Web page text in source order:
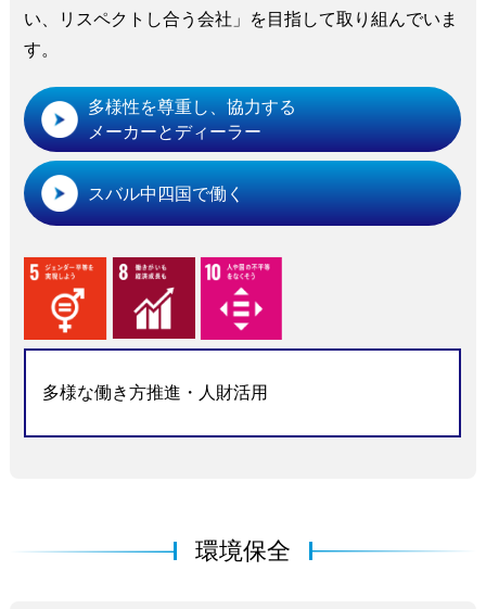
い、リスペクトし合う会社」を目指して取り組んでいま
す。
多様性を尊重し、協力する
メーカーとディーラー
スバル中四国で働く
多様な働き方推進・人財活用
環境保全